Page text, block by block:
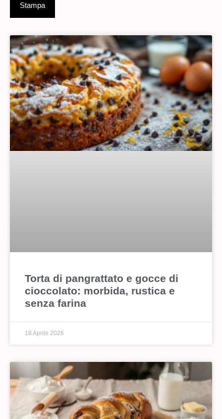
Torta di pangrattato e gocce di
cioccolato: morbida, rustica e
senza farina
18 Aprile 2026
Stampa